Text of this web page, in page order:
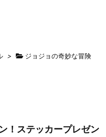
> ジョジョの奇妙な冒険
！ステッカープレゼン